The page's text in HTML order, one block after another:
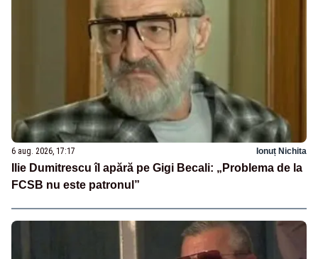
6 aug. 2026, 17:17 Ionuț Nichita
Ilie Dumitrescu îl apără pe Gigi Becali: „Problema de la
FCSB nu este patronul”